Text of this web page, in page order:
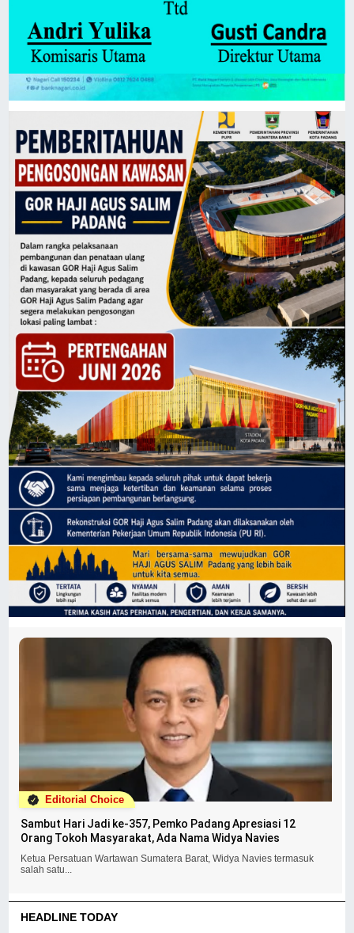
Editorial Choice
Sambut Hari Jadi ke-357, Pemko Padang Apresiasi 12
Orang Tokoh Masyarakat, Ada Nama Widya Navies
Ketua Persatuan Wartawan Sumatera Barat, Widya Navies termasuk
salah satu...
HEADLINE TODAY